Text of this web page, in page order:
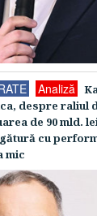
Analiză
despre raliul
de 90 mld.
cu
mic